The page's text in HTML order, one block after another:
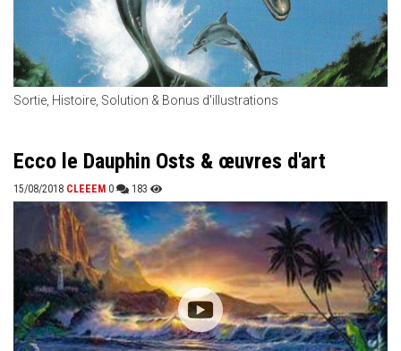
Sortie, Histoire, Solution & Bonus d'illustrations
Ecco le Dauphin Osts & œuvres d'art
15/08/2018 CLEEEM 0 183